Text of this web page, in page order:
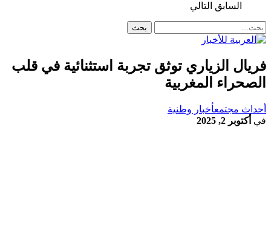
السابق التالي
فريال الزياري توثق تجربة استثنائية في قلب
الصحراء المغربية
أحداث مجتمعأخبار وطنية
في أكتوبر 2, 2025